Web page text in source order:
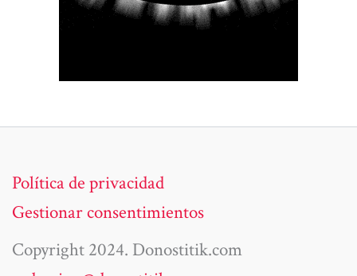
Política de privacidad
Gestionar consentimientos
Copyright 2024. Donostitik.com